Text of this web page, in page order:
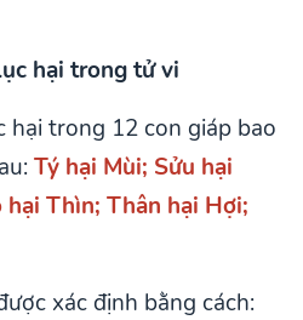
hại trong tử vi
hại trong 12 con giáp bao
Tý hại Mùi; Sửu hại
hại Thìn; Thân hại Hợi;
xác định bằng cách: